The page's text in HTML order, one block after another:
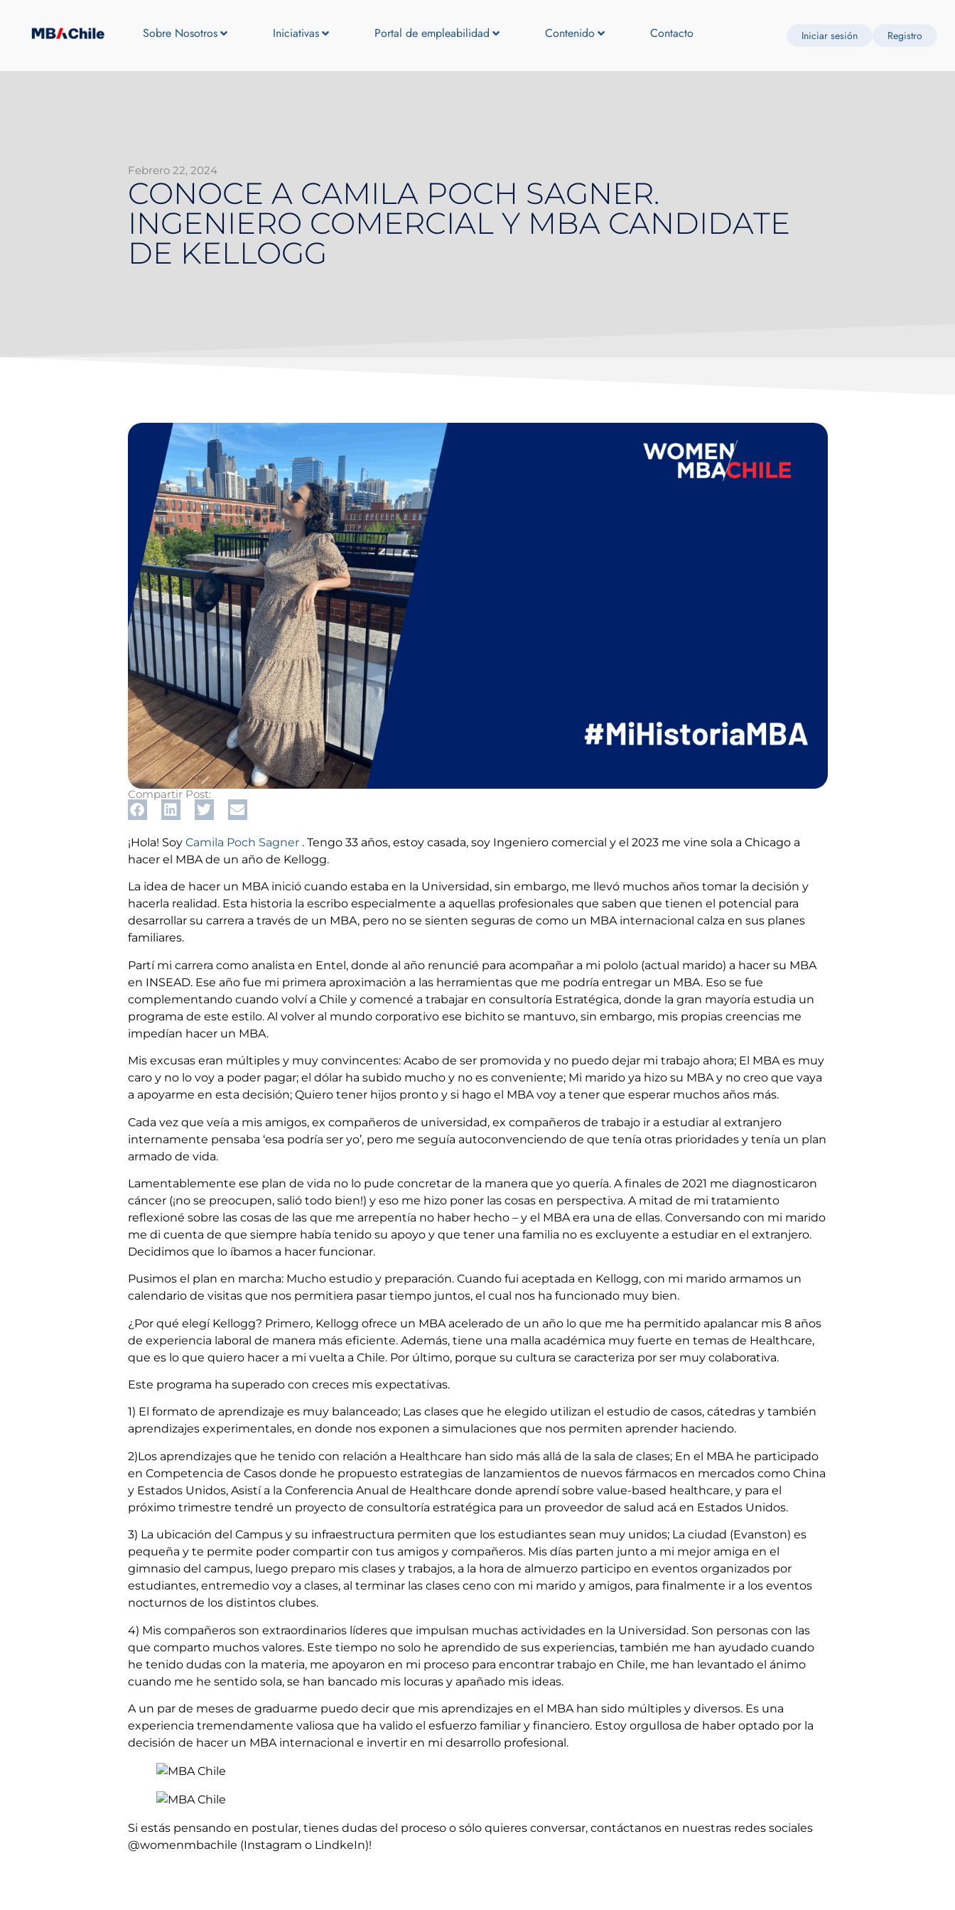
Sobre Nosotros Iniciativas Portal de empleabilidad Contenido Contacto Iniciar sesión Registro
Febrero 22, 2024
CONOCE A CAMILA POCH SAGNER.
INGENIERO COMERCIAL Y MBA CANDIDATE
DE KELLOGG
Compartir Post:
¡Hola! Soy Camila Poch Sagner. Tengo 33 años, estoy casada, soy Ingeniero comercial y el 2023 me vine sola a Chicago a
hacer el MBA de un año de Kellogg.
La idea de hacer un MBA inició cuando estaba en la Universidad, sin embargo, me llevó muchos años tomar la decisión y
hacerla realidad. Esta historia la escribo especialmente a aquellas profesionales que saben que tienen el potencial para
desarrollar su carrera a través de un MBA, pero no se sienten seguras de como un MBA internacional calza en sus planes
familiares.
Partí mi carrera como analista en Entel, donde al año renuncié para acompañar a mi pololo (actual marido) a hacer su MBA
en INSEAD. Ese año fue mi primera aproximación a las herramientas que me podría entregar un MBA. Eso se fue
complementando cuando volví a Chile y comencé a trabajar en consultoría Estratégica, donde la gran mayoría estudia un
programa de este estilo. Al volver al mundo corporativo ese bichito se mantuvo, sin embargo, mis propias creencias me
impedían hacer un MBA.
Mis excusas eran múltiples y muy convincentes: Acabo de ser promovida y no puedo dejar mi trabajo ahora; El MBA es muy
caro y no lo voy a poder pagar; el dólar ha subido mucho y no es conveniente; Mi marido ya hizo su MBA y no creo que vaya
a apoyarme en esta decisión; Quiero tener hijos pronto y si hago el MBA voy a tener que esperar muchos años más.
Cada vez que veía a mis amigos, ex compañeros de universidad, ex compañeros de trabajo ir a estudiar al extranjero
internamente pensaba ‘esa podría ser yo’, pero me seguía autoconvenciendo de que tenía otras prioridades y tenía un plan
armado de vida.
Lamentablemente ese plan de vida no lo pude concretar de la manera que yo quería. A finales de 2021 me diagnosticaron
cáncer (¡no se preocupen, salió todo bien!) y eso me hizo poner las cosas en perspectiva. A mitad de mi tratamiento
reflexioné sobre las cosas de las que me arrepentía no haber hecho – y el MBA era una de ellas. Conversando con mi marido
me di cuenta de que siempre había tenido su apoyo y que tener una familia no es excluyente a estudiar en el extranjero.
Decidimos que lo íbamos a hacer funcionar.
Pusimos el plan en marcha: Mucho estudio y preparación. Cuando fui aceptada en Kellogg, con mi marido armamos un
calendario de visitas que nos permitiera pasar tiempo juntos, el cual nos ha funcionado muy bien.
¿Por qué elegí Kellogg? Primero, Kellogg ofrece un MBA acelerado de un año lo que me ha permitido apalancar mis 8 años
de experiencia laboral de manera más eficiente. Además, tiene una malla académica muy fuerte en temas de Healthcare,
que es lo que quiero hacer a mi vuelta a Chile. Por último, porque su cultura se caracteriza por ser muy colaborativa.
Este programa ha superado con creces mis expectativas.
1) El formato de aprendizaje es muy balanceado; Las clases que he elegido utilizan el estudio de casos, cátedras y también
aprendizajes experimentales, en donde nos exponen a simulaciones que nos permiten aprender haciendo.
2)Los aprendizajes que he tenido con relación a Healthcare han sido más allá de la sala de clases; En el MBA he participado
en Competencia de Casos donde he propuesto estrategias de lanzamientos de nuevos fármacos en mercados como China
y Estados Unidos, Asistí a la Conferencia Anual de Healthcare donde aprendí sobre value-based healthcare, y para el
próximo trimestre tendré un proyecto de consultoría estratégica para un proveedor de salud acá en Estados Unidos.
3) La ubicación del Campus y su infraestructura permiten que los estudiantes sean muy unidos; La ciudad (Evanston) es
pequeña y te permite poder compartir con tus amigos y compañeros. Mis días parten junto a mi mejor amiga en el
gimnasio del campus, luego preparo mis clases y trabajos, a la hora de almuerzo participo en eventos organizados por
estudiantes, entremedio voy a clases, al terminar las clases ceno con mi marido y amigos, para finalmente ir a los eventos
nocturnos de los distintos clubes.
4) Mis compañeros son extraordinarios líderes que impulsan muchas actividades en la Universidad. Son personas con las
que comparto muchos valores. Este tiempo no solo he aprendido de sus experiencias, también me han ayudado cuando
he tenido dudas con la materia, me apoyaron en mi proceso para encontrar trabajo en Chile, me han levantado el ánimo
cuando me he sentido sola, se han bancado mis locuras y apañado mis ideas.
A un par de meses de graduarme puedo decir que mis aprendizajes en el MBA han sido múltiples y diversos. Es una
experiencia tremendamente valiosa que ha valido el esfuerzo familiar y financiero. Estoy orgullosa de haber optado por la
decisión de hacer un MBA internacional e invertir en mi desarrollo profesional.
Si estás pensando en postular, tienes dudas del proceso o sólo quieres conversar, contáctanos en nuestras redes sociales
@womenmbachile (Instagram o LindkeIn)!